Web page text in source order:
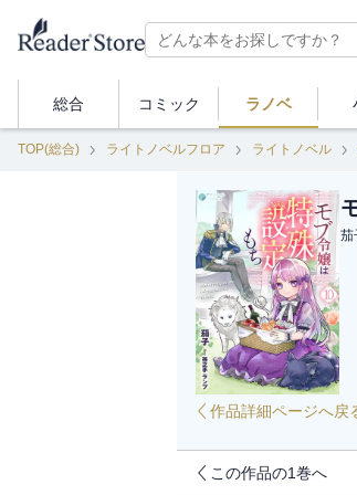
総合 コミック ラノベ
TOP(総合) ライトノベルフロア ライトノベル
茄
作品詳細ページへ戻
この作品の1巻へ